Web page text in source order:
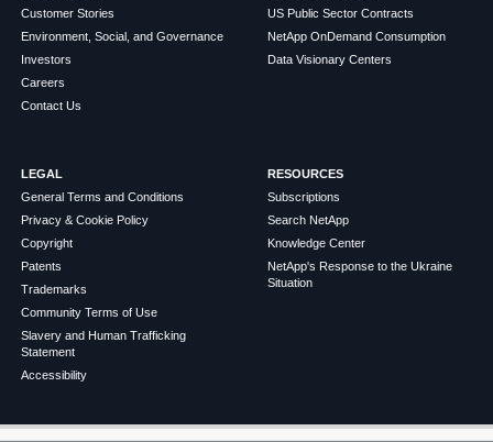
Customer Stories
Environment, Social, and Governance
Investors
Careers
Contact Us
US Public Sector Contracts
NetApp OnDemand Consumption
Data Visionary Centers
LEGAL
General Terms and Conditions
Privacy & Cookie Policy
Copyright
Patents
Trademarks
Community Terms of Use
Slavery and Human Trafficking
Statement
Accessibility
RESOURCES
Subscriptions
Search NetApp
Knowledge Center
NetApp's Response to the Ukraine
Situation